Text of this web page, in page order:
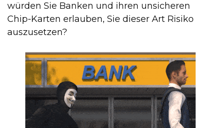
würden Sie Banken und ihren unsicheren
Chip-Karten erlauben, Sie dieser Art Risiko
auszusetzen?